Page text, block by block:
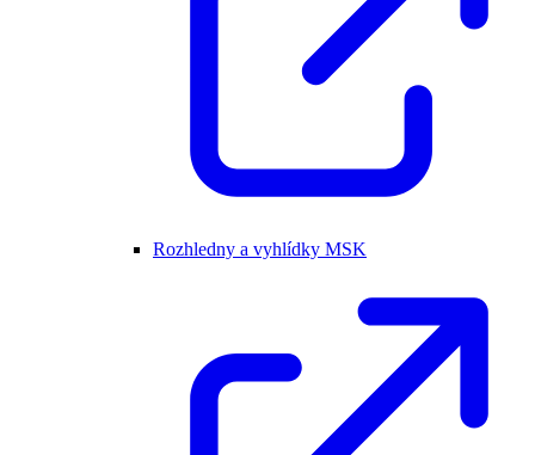
Rozhledny a vyhlídky MSK